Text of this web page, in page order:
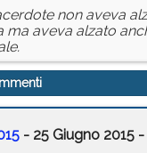
non aveva
ma aveva alzato
- 25 Giugno 2015 -